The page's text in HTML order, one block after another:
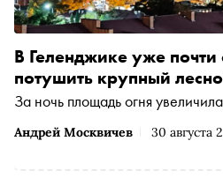
Андрей Москвичев 30 августа
В Геленджике уже почти
потушить крупный
За ночь площадь огня